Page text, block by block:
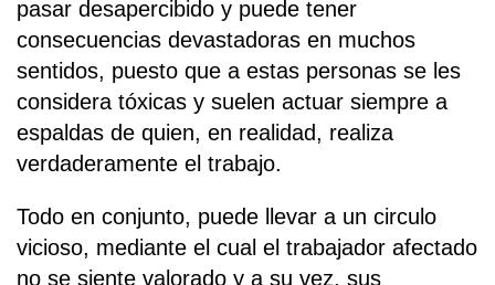
pasar desapercibido y puede tener
consecuencias devastadoras en muchos
sentidos, puesto que a estas personas se les
considera tóxicas y suelen actuar siempre a
espaldas de quien, en realidad, realiza
verdaderamente el trabajo.
Todo en conjunto, puede llevar a un circulo
vicioso, mediante el cual el trabajador afectado
no se siente valorado y a su vez, sus